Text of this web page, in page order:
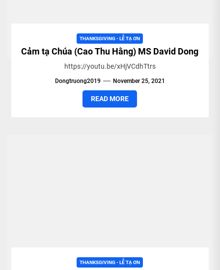
THANKSGIVING - LỄ TẠ ƠN
Cảm tạ Chúa (Cao Thu Hằng) MS David Dong
https://youtu.be/xHjVCdhTtrs
Dongtruong2019 November 25, 2021
READ MORE
THANKSGIVING - LỄ TẠ ƠN